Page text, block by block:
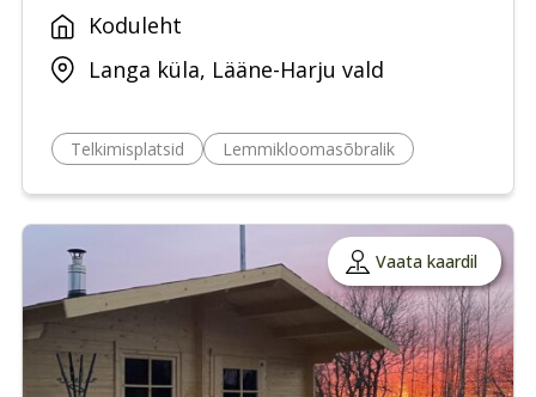
Koduleht
Langa küla, Lääne-Harju vald
Telkimisplatsid Lemmikloomasõbralik
Vaata kaardil